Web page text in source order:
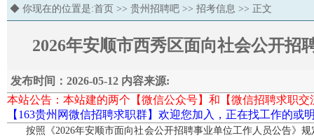
◆ 你现在的位置是:首页 >> 贵州招聘吧 >> 招考信息 >> 正文
2026年安顺市西秀区面向社会公开招
发布时间：2026-05-12 内容来源:
本站公告：本站建的两个【微信公众号】和【微信招聘求职
【163贵州网微信招聘求职群】欢迎您加入，正在找工作的
按照《2026年安顺市面向社会公开招聘事业单位工作人员公告》